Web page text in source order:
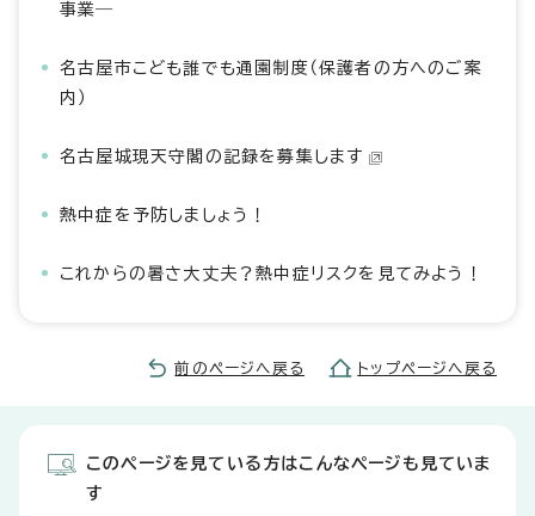
事業―
名古屋市こども誰でも通園制度（保護者の方へのご案
内）
名古屋城現天守閣の記録を募集します
熱中症を予防しましょう！
これからの暑さ大丈夫？熱中症リスクを見てみよう！
前のページへ戻る トップページへ戻る
このページを見ている方はこんなページも見ていま
す